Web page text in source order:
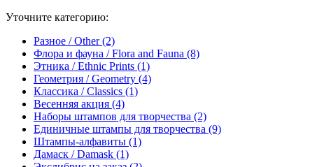
Уточните категорию:
Разное / Other (2)
Флора и фауна / Flora and Fauna (8)
Этника / Ethnic Prints (1)
Геометрия / Geometry (4)
Классика / Classics (1)
Весенняя акция (4)
Наборы штампов для творчества (2)
Единичные штампы для творчества (9)
Штампы-алфавиты (1)
Дамаск / Damask (1)